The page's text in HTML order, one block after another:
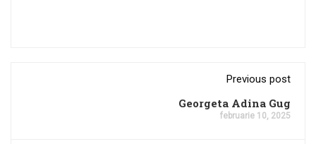
Previous post
Georgeta Adina Gug
februarie 10, 2025